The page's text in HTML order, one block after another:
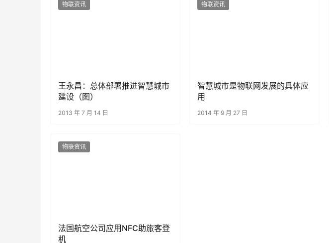
物联资讯
王永昌：总体部署推进智慧城市
建设（图）
2013 年 7 月 14 日
物联资讯
智慧城市是物联网发展的具体应
用
2014 年 9 月 27 日
物联资讯
法国航空公司应用NFC助旅客登
机